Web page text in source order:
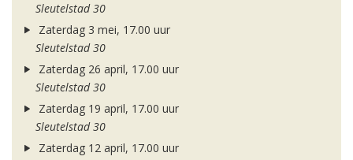
Sleutelstad 30
Zaterdag 3 mei, 17.00 uur
Sleutelstad 30
Zaterdag 26 april, 17.00 uur
Sleutelstad 30
Zaterdag 19 april, 17.00 uur
Sleutelstad 30
Zaterdag 12 april, 17.00 uur